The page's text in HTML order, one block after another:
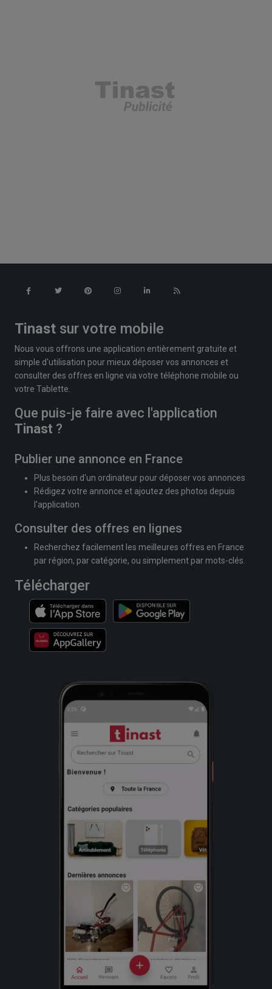
Tinast sur votre mobile
Nous vous offrons une application entièrement gratuite et
simple d'utilisation pour mieux déposer vos annonces et
consulter des offres en ligne via votre téléphone mobile ou
votre Tablette.
Que puis-je faire avec l'application
Tinast ?
Publier une annonce en France
Plus besoin d'un ordinateur pour déposer vos annonces
Rédigez votre annonce et ajoutez des photos depuis
l'application
Consulter des offres en lignes
Recherchez facilement les meilleures offres en France
par région, par catégorie, ou simplement par mots-clés.
Télécharger